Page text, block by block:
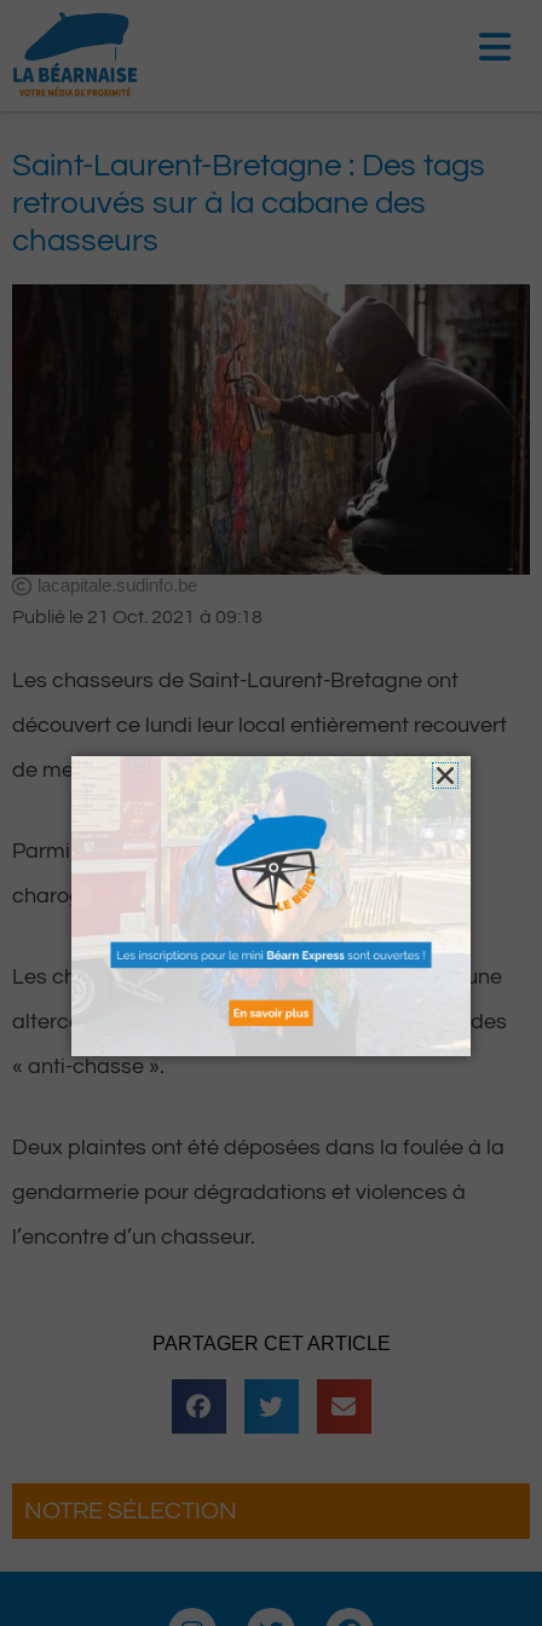
contenu
Saint-Laurent-Bretagne : Des tags
retrouvés sur à la cabane des
chasseurs
lacapitale.sudinfo.be
Publié le 21 Oct. 2021 à 09:18
Les chasseurs de Saint-Laurent-Bretagne ont
découvert ce lundi leur local entièrement recouvert
de messages injurieux.
Parmi les inscriptions, on peut y lire « Crève
charogne » ou encore « fuck chasse ».
Les chasseurs ont rapidement fait le lien avec une
altercation survenue la veille à la cabane avec des
« anti-chasse ».
Deux plaintes ont été déposées dans la foulée à la
gendarmerie pour dégradations et violences à
l’encontre d’un chasseur.
PARTAGER CET ARTICLE
NOTRE SÉLECTION
Béarnaises font leur
Le Béret :
Voyages
I T F